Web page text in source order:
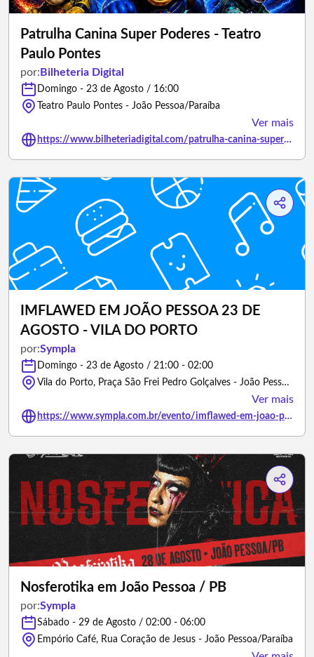
Patrulha Canina Super Poderes - Teatro
Paulo Pontes
por: Bilheteria Digital
Domingo - 23 de Agosto / 16:00
Teatro Paulo Pontes - João Pessoa/Paraíba
Ver mais
https://www.bilheteriadigital.com/patrulha-canina-super-poderes-teatro-paulo-pontes-23-de-agosto
IMFLAWED EM JOÃO PESSOA 23 DE
AGOSTO - VILA DO PORTO
por:Sympla
Domingo - 23 de Agosto / 21:00 - 02:00
Vila do Porto, Praça São Frei Pedro Golçalves - João Pessoa/Paraíba
Ver mais
https://www.sympla.com.br/evento/imflawed-em-joao-pessoa-23-de-agosto-vila-do-porto/3503561
Nosferotika em João Pessoa / PB
por:Sympla
Sábado - 29 de Agosto / 02:00 - 06:00
Empório Café, Rua Coração de Jesus - João Pessoa/Paraíba